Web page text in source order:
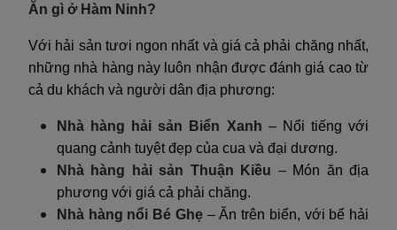
Ăn gì ở Hàm Ninh?
Với hải sản tươi ngon nhất và giá cả phải chăng nhất,
những nhà hàng này luôn nhận được đánh giá cao từ
cả du khách và người dân địa phương:
Nhà hàng hải sản Biển Xanh – Nổi tiếng với
quang cảnh tuyệt đẹp của cua và đại dương.
Nhà hàng hải sản Thuận Kiều – Món ăn địa
phương với giá cả phải chăng.
Nhà hàng nổi Bé Ghẹ – Ăn trên biển, với bể hải